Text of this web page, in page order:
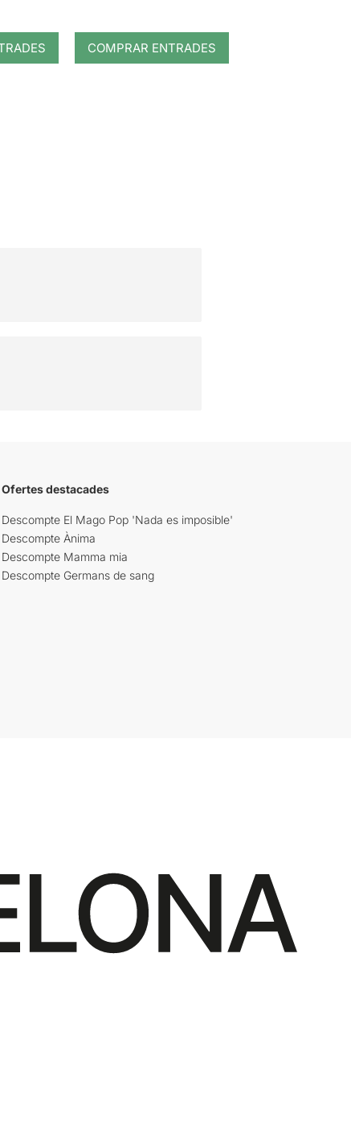
COMPRAR ENTRADES
Ofertes destacades
Descompte El Mago Pop 'Nada es imposible'
Descompte Ànima
Descompte Mamma mia
Descompte Germans de sang